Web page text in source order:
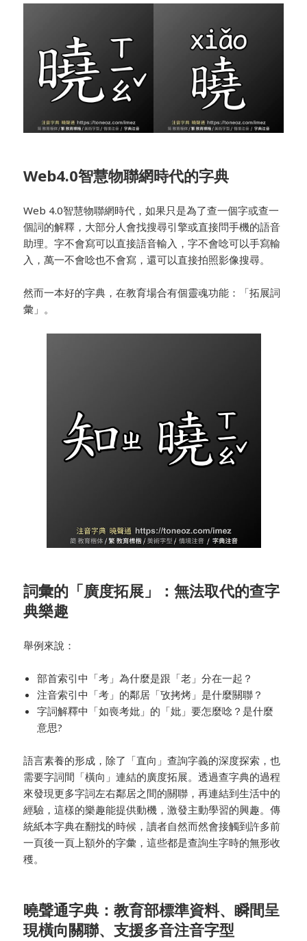
Web4.0智慧物聯網時代的字典
Web 4.0智慧物聯網時代，如果只是為了查一個字或查一
個詞的解釋，大部分人會找搜尋引擎或直接問手機的語音
助理。字不會寫可以直接語音輸入，字不會唸可以手寫輸
入，萬一不會唸也不會寫，還可以直接拍照影像搜尋。
然而一本好的字典，在教育場合有個靈魂功能：「拓展詞
彙」。
詞彙的「廣度拓展」：無法取代的查字
典樂趣
舉例來說：
部首索引中「考」為什麼是跟「老」分在一起？
注音索引中「考」的鄰居「攷拷烤」是什麼關聯？
字詞解釋中「如喪考妣」的「妣」要怎麼唸？是什麼
意思?
語言素養的形成，除了「直向」查詢字義的深度探索，也
需要字詞間「橫向」連結的廣度拓展。透過查字典的過程
來發現更多字詞左右鄰居之間的關聯，再連結到生活中的
經驗，這樣的樂趣能提供動機，激發主動學習的興趣。傳
統紙本字典在翻找的時候，讀者自然而然會接觸到許多前
一頁後一頁上額外的字彙，這些都是查詢生字時的無形收
穫。
曉聲通字典：教育部標準資料、瞬間呈
現橫向關聯、支援多音注音字型